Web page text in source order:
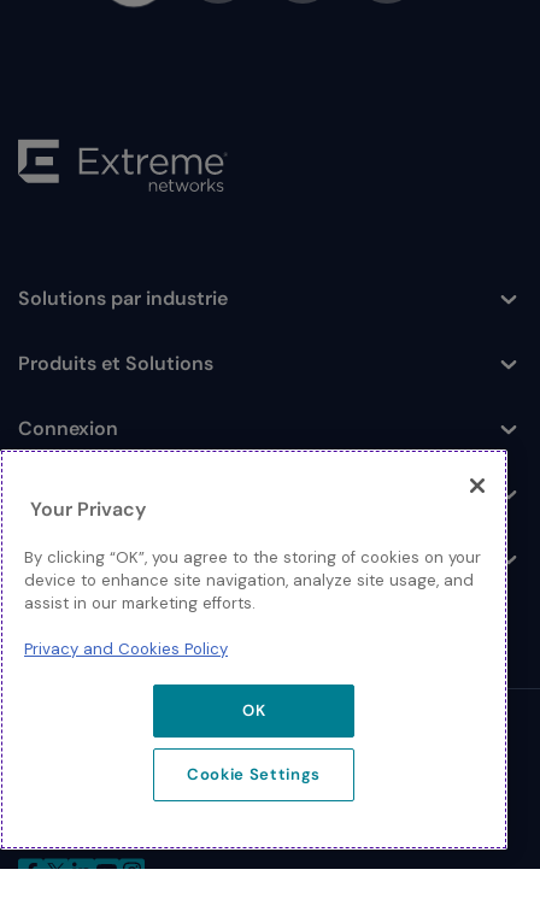
Toggle
Solutions par industrie
Toggle
Produits et Solutions
Toggle
Connexion
Toggle
Toggle
À propos
© 2026 Extreme Networks
Your Privacy
By clicking “OK”, you agree to the storing of cookies on your
device to enhance site navigation, analyze site usage, and
assist in our marketing efforts.
Privacy and Cookies Policy
OK
Cookie Settings